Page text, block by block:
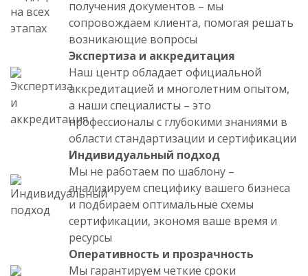
получения документов – мы
сопровождаем клиента, помогая решать
возникающие вопросы
Экспертиза и аккредитация
Наш центр обладает официальной
аккредитацией и многолетним опытом,
а наши специалисты – это
профессионалы с глубокими знаниями в
области стандартизации и сертификации
Индивидуальный подход
Мы не работаем по шаблону –
анализируем специфику вашего бизнеса
и подбираем оптимальные схемы
сертификации, экономя ваше время и
ресурсы
Оперативность и прозрачность
Мы гарантируем четкие сроки